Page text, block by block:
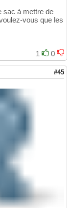
sac à mettre de
vous que les
1
0
#45